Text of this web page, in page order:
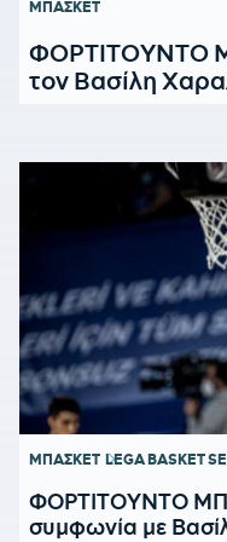
ΜΠΑΣΚΕΤ
ΦΟΡΤΙΤΟΥΝΤΟ
τον Βασίλη
ΜΠΑΣΚΕΤ LEGA BASKET
ΦΟΡΤΙΤΟΥΝΤΟ
συμφωνία με